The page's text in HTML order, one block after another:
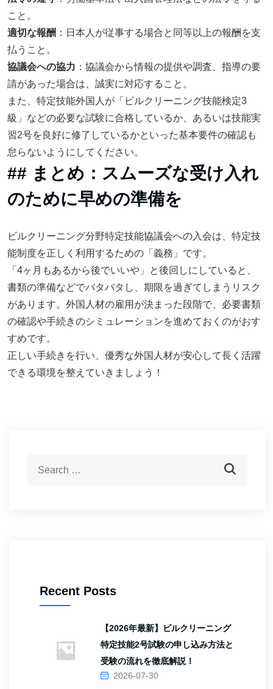
こと。
適切な報酬 ：日本人が従事する場合と同等以上の報酬を支
払うこと。
協議会への協力 ：協議会から情報の提供や調査、指導の要
請があった場合は、誠実に対応すること。
また、特定技能外国人が「ビルクリーニング技能検定3
級」などの必要な試験に合格しているか、あるいは技能実
習2号を良好に修了しているかといった基本要件の確認も
怠らないようにしてください。
## まとめ：スムーズな受け入れ
のために早めの準備を
ビルクリーニング分野特定技能協議会への入会は、特定技
能制度を正しく利用するための「義務」です。
「4ヶ月もあるから後でいいや」と後回しにしていると、
書類の準備などでバタバタし、期限を過ぎてしまうリスク
があります。外国人材の雇用が決まった段階で、必要書類
の確認や手続きのシミュレーションを進めておくのがおす
すめです。
正しい手続きを行い、優秀な外国人材が安心して長く活躍
できる環境を整えていきましょう！
Recent Posts
【2026年最新】ビルクリーニング
特定技能2号試験の申し込み方法と
受験の流れを徹底解説！
2026-07-30